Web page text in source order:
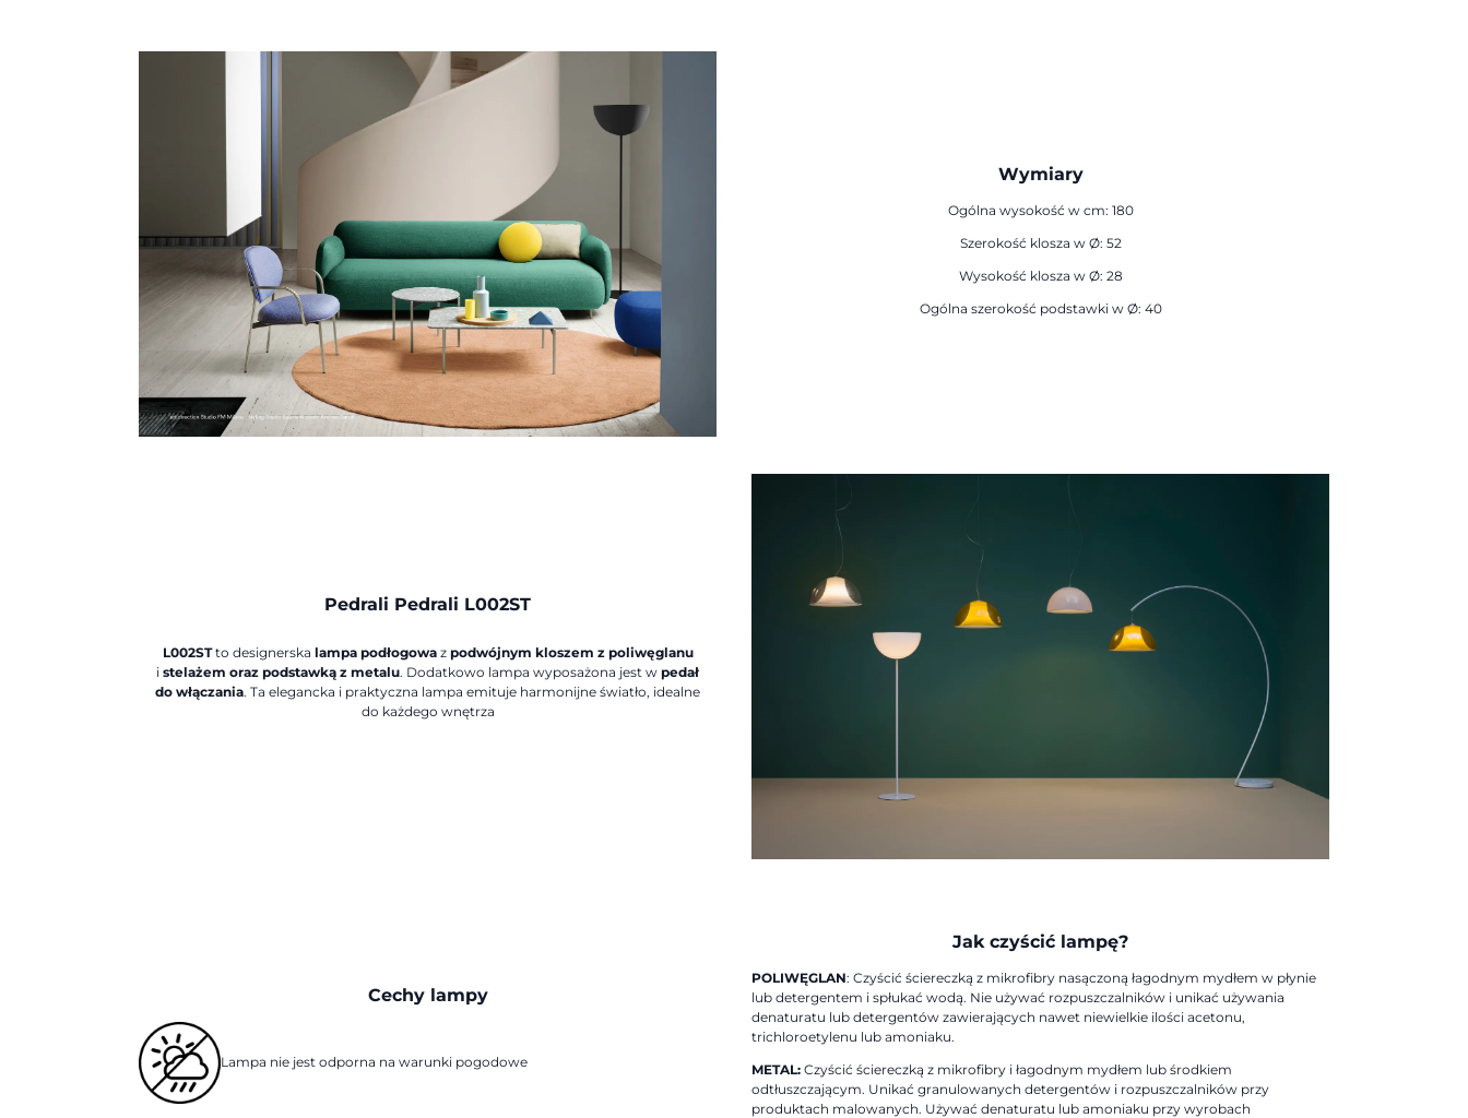
Wymiary
Ogólna wysokość w cm: 180
Szerokość klosza w Ø: 52
Wysokość klosza w Ø: 28
Ogólna szerokość podstawki w Ø: 40
Pedrali Pedrali L002ST
L002STto designerska lampa podłogowaz podwójnym kloszem z poliwęglanu
i stelażem oraz podstawką z metalu. Dodatkowo lampa wyposażona jest w pedał
do włączania. Ta elegancka i praktyczna lampa emituje harmonijne światło, idealne
do każdego wnętrza
Cechy lampy
Lampa nie jest odporna na warunki pogodowe
Jak czyścić lampę?
POLIWĘGLAN: Czyścić ściereczką z mikrofibry nasączoną łagodnym mydłem w płynie
lub detergentem i spłukać wodą. Nie używać rozpuszczalników i unikać używania
denaturatu lub detergentów zawierających nawet niewielkie ilości acetonu,
trichloroetylenu lub amoniaku.
METAL: Czyścić ściereczką z mikrofibry i łagodnym mydłem lub środkiem
odtłuszczającym. Unikać granulowanych detergentów i rozpuszczalników przy
produktach malowanych. Używać denaturatu lub amoniaku przy wyrobach